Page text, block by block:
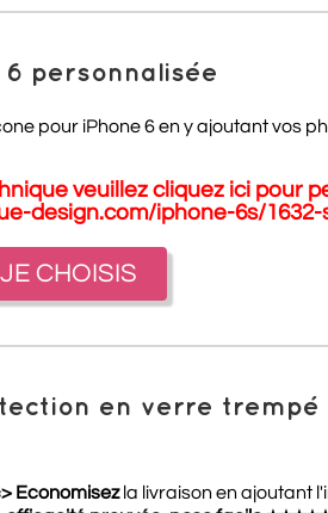
6 personnalisée
pour iPhone 6 en y ajoutant vos
veuillez cliquez ici pour
design.com/iphone-6s/
JE CHOISIS
en verre
Economisezla livraison en ajoutant